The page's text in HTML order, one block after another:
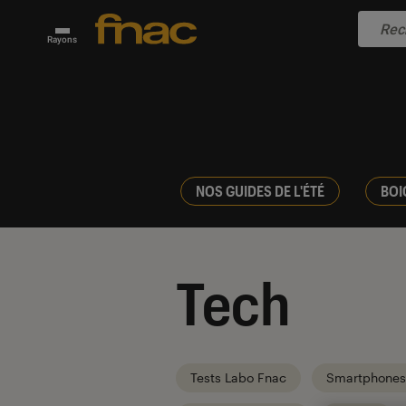
Rayons
NOS GUIDES DE L'ÉTÉ
Tech
Tests Labo Fnac Smartphones